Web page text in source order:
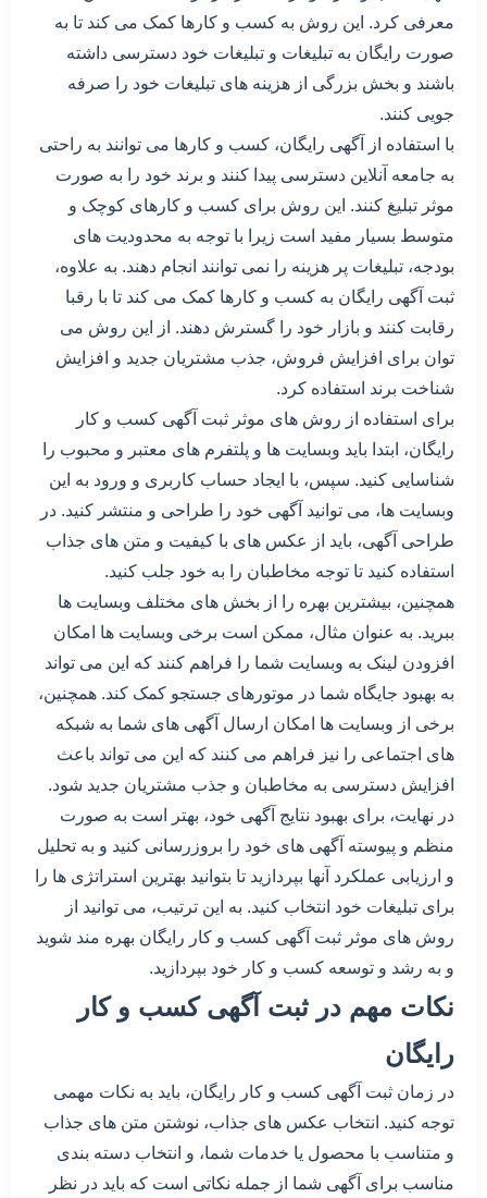
معرفی کرد. این روش به کسب و کارها کمک می کند تا به
صورت رایگان به تبلیغات و تبلیغات خود دسترسی داشته
باشند و بخش بزرگی از هزینه های تبلیغات خود را صرفه
جویی کنند.
با استفاده از آگهی رایگان، کسب و کارها می توانند به راحتی
به جامعه آنلاین دسترسی پیدا کنند و برند خود را به صورت
موثر تبلیغ کنند. این روش برای کسب و کارهای کوچک و
متوسط بسیار مفید است زیرا با توجه به محدودیت های
بودجه، تبلیغات پر هزینه را نمی توانند انجام دهند. به علاوه،
ثبت آگهی رایگان به کسب و کارها کمک می کند تا با رقبا
رقابت کنند و بازار خود را گسترش دهند. از این روش می
توان برای افزایش فروش، جذب مشتریان جدید و افزایش
شناخت برند استفاده کرد.
برای استفاده از روش های موثر ثبت آگهی کسب و کار
رایگان، ابتدا باید وبسایت ها و پلتفرم های معتبر و محبوب را
شناسایی کنید. سپس، با ایجاد حساب کاربری و ورود به این
وبسایت ها، می توانید آگهی خود را طراحی و منتشر کنید. در
طراحی آگهی، باید از عکس های با کیفیت و متن های جذاب
استفاده کنید تا توجه مخاطبان را به خود جلب کنید.
همچنین، بیشترین بهره را از بخش های مختلف وبسایت ها
ببرید. به عنوان مثال، ممکن است برخی وبسایت ها امکان
افزودن لینک به وبسایت شما را فراهم کنند که این می تواند
به بهبود جایگاه شما در موتورهای جستجو کمک کند. همچنین،
برخی از وبسایت ها امکان ارسال آگهی های شما به شبکه
های اجتماعی را نیز فراهم می کنند که این می تواند باعث
افزایش دسترسی به مخاطبان و جذب مشتریان جدید شود.
در نهایت، برای بهبود نتایج آگهی خود، بهتر است به صورت
منظم و پیوسته آگهی های خود را بروزرسانی کنید و به تحلیل
و ارزیابی عملکرد آنها بپردازید تا بتوانید بهترین استراتژی ها را
برای تبلیغات خود انتخاب کنید. به این ترتیب، می توانید از
روش های موثر ثبت آگهی کسب و کار رایگان بهره مند شوید
و به رشد و توسعه کسب و کار خود بپردازید.
نکات مهم در ثبت آگهی کسب و کار
رایگان
در زمان ثبت آگهی کسب و کار رایگان، باید به نکات مهمی
توجه کنید. انتخاب عکس های جذاب، نوشتن متن های جذاب
و متناسب با محصول یا خدمات شما، و انتخاب دسته بندی
مناسب برای آگهی شما از جمله نکاتی است که باید در نظر